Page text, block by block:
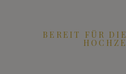
BEREIT FÜR